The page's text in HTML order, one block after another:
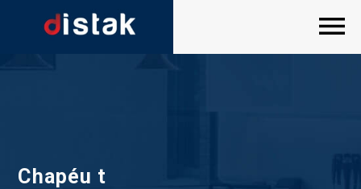
Chapéu t